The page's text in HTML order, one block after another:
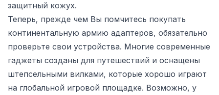
защитный кожух.
Теперь, прежде чем Вы помчитесь покупать
континентальную армию адаптеров, обязательно
проверьте свои устройства. Многие современные
гаджеты созданы для путешествий и оснащены
штепсельными вилками, которые хорошо играют
на глобальной игровой площадке. Возможно, у